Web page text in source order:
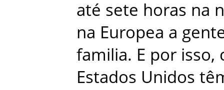
até sete horas na
na Europea a
familia. E por isso,
Estados Unidos